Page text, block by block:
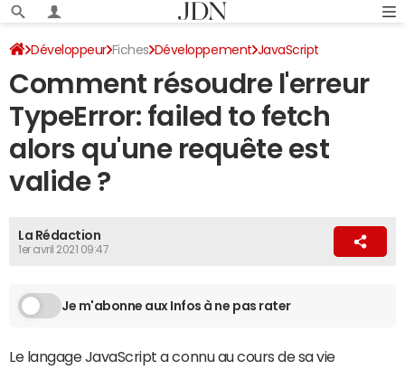
Développeur Fiches Développement JavaScript
Comment résoudre l'erreur
TypeError: failed to fetch
alors qu'une requête est
valide ?
La Rédaction
1er avril 2021 09:47
Je m'abonne aux Infos à ne pas rater
Le langage JavaScript a connu au cours de sa vie